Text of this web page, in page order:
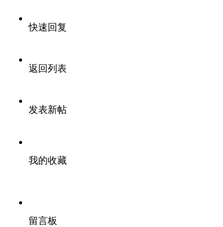
快速回复
返回列表
发表新帖
我的收藏
留言板